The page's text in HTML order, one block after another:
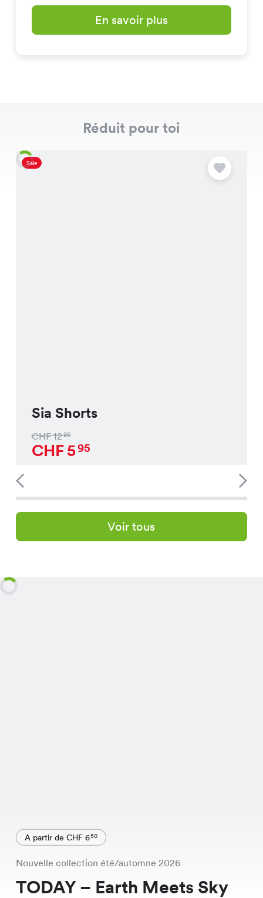
En savoir plus
Réduit pour toi
Sale
Sia Shorts
CHF1295
CHF595
Voir tous
A partir de CHF 650
Nouvelle collection été/automne 2026
TODAY – Earth Meets Sky